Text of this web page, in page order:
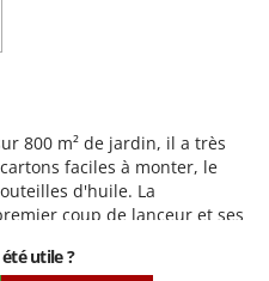
800 m² de jardin, il a très
faciles à monter, le
d'huile. La
coup de lanceur et ses
Fortement recommandé.
utile ?